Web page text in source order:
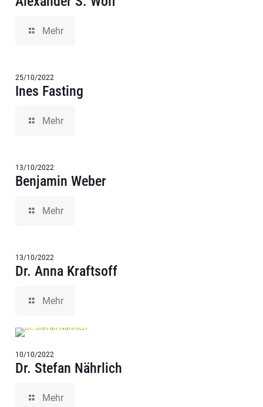
Mehr
25/10/2022
Ines Fasting
Mehr
13/10/2022
Benjamin Weber
Mehr
13/10/2022
Dr. Anna Kraftsoff
Mehr
10/10/2022
Dr. Stefan Nährlich
Mehr